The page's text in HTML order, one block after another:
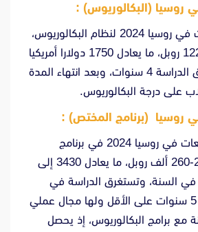
روسيا (البكالوريوس) :
تصل أسعار الجامعات في روسيا 2024 لنظام البكالوريوس،
كحد أدنى إلى 122500 روبل، ما يعادل 1750 دولارا أمريكيا
في السنة، وتستغرق الدراسة 4 سنوات، وبعد انتهاء المدة
على درجة البكالوريوس.
روسيا (برنامج المختص) :
وتتراوح أسعار الجامعات في روسيا 2024 في برنامج
المختص، ما بين 240-260 ألف روبل، ما يعادل 3430 إلى
في السنة، وتستغرق الدراسة في
برنامج المختص نحو 5 سنوات على الأقل ولها مجال عملي
مع برامج البكالوريوس، إذ يحصل